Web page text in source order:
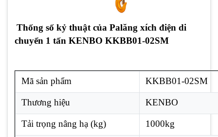
Thống số kỷ thuật của Palăng xích điện di
chuyển 1 tấn KENBO KKBB01-02SM
Mã sản phẩm KKBB01-02SM
Thương hiệu KENBO
Tải trọng nâng hạ (kg) 1000kg